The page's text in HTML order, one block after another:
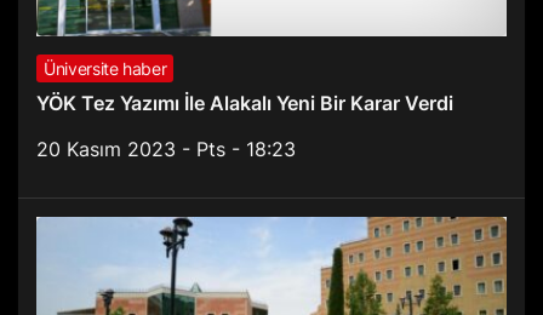
Üniversite haber
YÖK Tez Yazımı İle Alakalı Yeni Bir Karar Verdi
20 Kasım 2023 - Pts - 18:23